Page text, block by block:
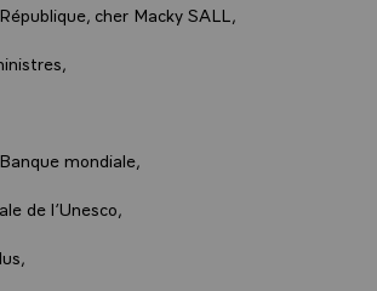
cher Macky SALL,
mondiale,
de l’Unesco,